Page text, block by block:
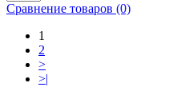
Сравнение товаров (0)
1
2
>
>|